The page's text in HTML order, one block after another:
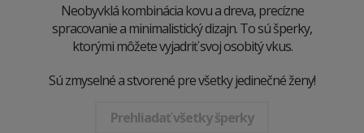
Neobyvklá kombinácia kovu a dreva, precízne
spracovanie a minimalistický dizajn. To sú šperky,
ktorými môžete vyjadriť svoj osobitý vkus.
Sú zmyselné a stvorené pre všetky jedinečné ženy!
Prehliadať všetky šperky